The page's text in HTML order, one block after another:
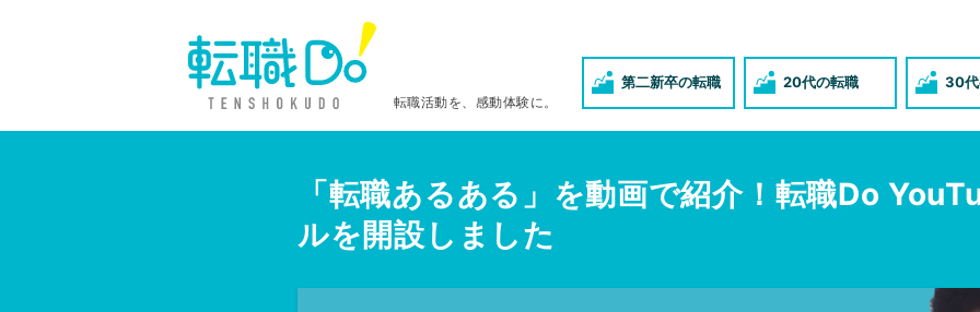
転職活動を、感動体験に。
第二新卒の転職 20代の転職 30代
「転職あるある」を動画で紹介！転職Do
ルを開設しました